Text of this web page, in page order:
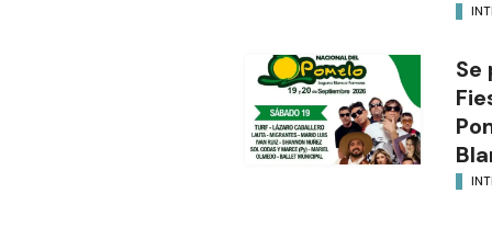
Se